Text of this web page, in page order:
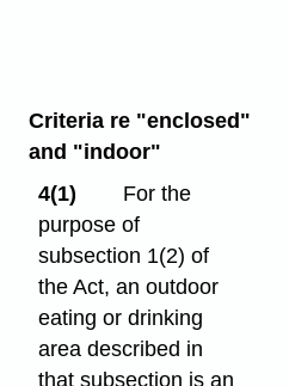
Criteria re "enclosed"
and "indoor"
4(1)
For the
purpose of
subsection 1(2) of
the Act, an outdoor
eating or drinking
area described in
that subsection is an